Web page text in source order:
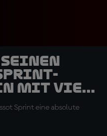
mit viel
in
Sprint eine absolute